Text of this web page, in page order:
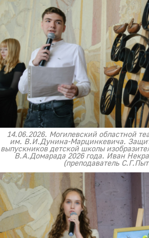
14.06.2026. Могилевский областной
им. В.И.Дунина-Марцинкевича.
выпускников детской школы
В.А.Домарада 2026 года. Иван
(преподаватель